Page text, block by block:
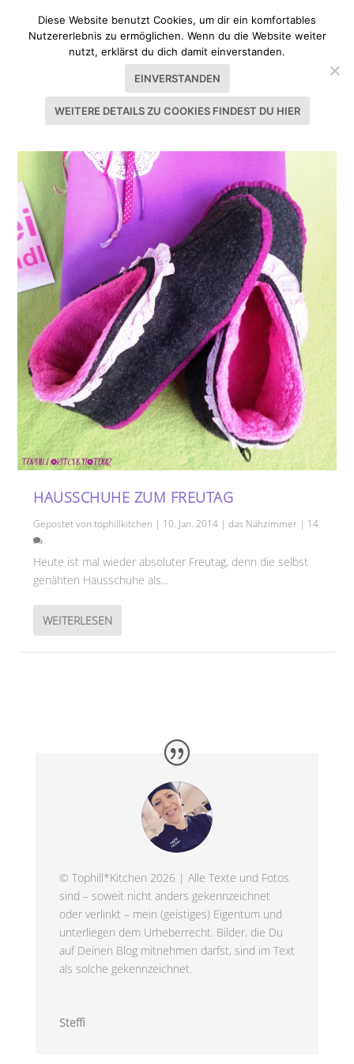
SCHLAGWORT:RUTSCHFEST
HAUSSCHUHE ZUM FREUTAG
Gepostet vontophillkitchen | 10. Jan. 2014 |das Nähzimmer | 14
Heute ist mal wieder absoluter Freutag, denn die selbst
genähten Hausschuhe als...
WEITERLESEN
© Tophill*Kitchen 2026 | Alle Texte und Fotos
sind – soweit nicht anders gekennzeichnet
oder verlinkt – mein (geistiges) Eigentum und
unterliegen dem Urheberrecht. Bilder, die Du
auf Deinen Blog mitnehmen darfst, sind im Text
als solche gekennzeichnet.
Steffi
Diese Website benutzt Cookies, um dir ein komfortables
Nutzererlebnis zu ermöglichen. Wenn du die Website weiter
nutzt, erklärst du dich damit einverstanden.
EINVERSTANDEN
WEITERE DETAILS ZU COOKIES FINDEST DU HIER